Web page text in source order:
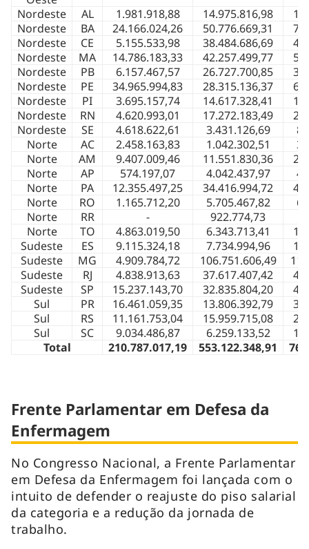
Nordeste
AL 1.981.918,88 14.975.816,98
Nordeste
BA 24.166.024,26 50.776.669,31
Nordeste
CE 5.155.533,98 38.484.686,69
Nordeste
MA 14.786.183,33 42.257.499,77
Nordeste
PB 6.157.467,57 26.727.700,85
Nordeste
PE 34.965.994,83 28.315.136,37
Nordeste
PI 3.695.157,74 14.617.328,41
Nordeste
RN 4.620.993,01 17.272.183,49
Nordeste
SE 4.618.622,61 3.431.126,69
Norte
AC 2.458.163,83 1.042.302,51
Norte
AM 9.407.009,46 11.551.830,36
Norte
AP 574.197,07 4.042.437,97
Norte
PA 12.355.497,25 34.416.994,72
Norte
RO 1.165.712,20 5.705.467,82
Norte
RR - 922.774,73
Norte
TO 4.863.019,50 6.343.713,41
Sudeste
ES 9.115.324,18 7.734.994,96
Sudeste
MG 4.909.784,72 106.751.606,49
Sudeste
RJ 4.838.913,63 37.617.407,42
Sudeste
SP 15.237.143,70 32.835.804,20
Sul
PR 16.461.059,35 13.806.392,79
Sul
RS 11.161.753,04 15.959.715,08
Sul
SC 9.034.486,87 6.259.133,52
Total
210.787.017,19 553.122.348,91
Frente Parlamentar em Defesa da
Enfermagem
No Congresso Nacional, a Frente Parlamentar
em Defesa da Enfermagem foi lançada com o
intuito de defender o reajuste do piso salarial
da categoria e a redução da jornada de
trabalho.